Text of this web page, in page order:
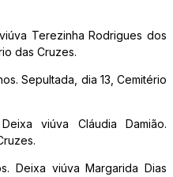
Terezinha Rodrigues dos
das Cruzes.
Sepultada, dia 13, Cemitério
viúva Cláudia Damião.
Deixa viúva Margarida Dias